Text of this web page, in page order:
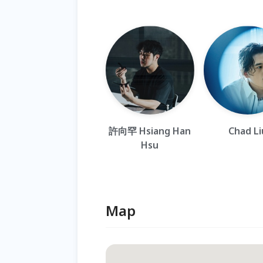
許向罕 Hsiang Han
Hsu
Chad
Map